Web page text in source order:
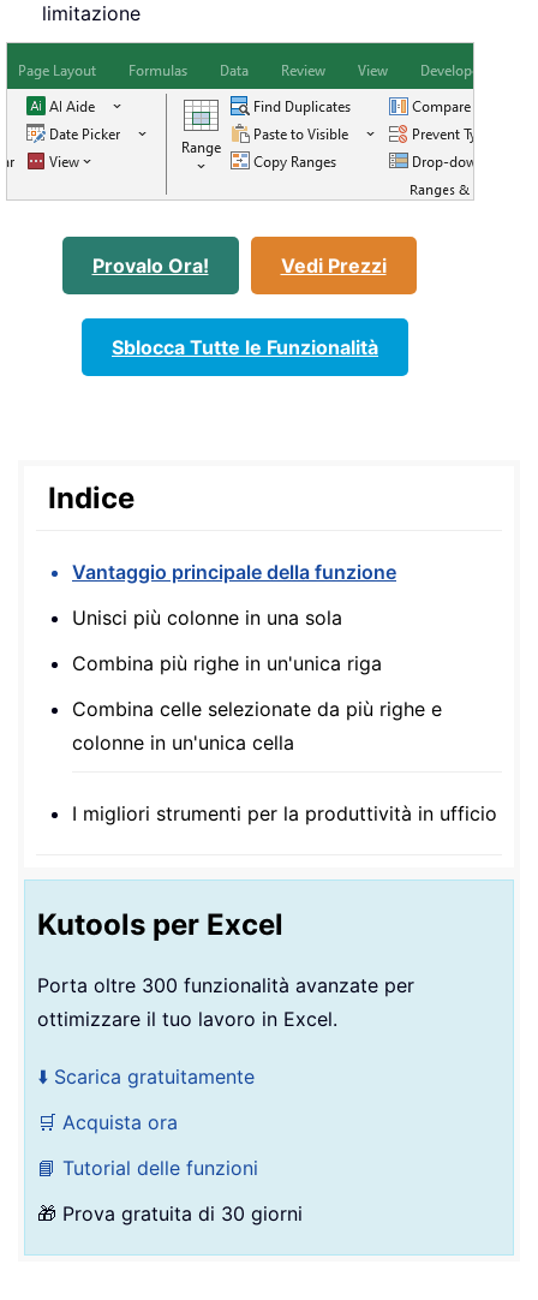
limitazione
Provalo Ora! Vedi Prezzi
Sblocca Tutte le Funzionalità
Indice
Vantaggio principale della funzione
Unisci più colonne in una sola
Combina più righe in un'unica riga
Combina celle selezionate da più righe e
colonne in un'unica cella
I migliori strumenti per la produttività in ufficio
Kutools per Excel
Porta oltre 300 funzionalità avanzate per
ottimizzare il tuo lavoro in Excel.
⬇️ Scarica gratuitamente
🛒 Acquista ora
📘 Tutorial delle funzioni
🎁 Prova gratuita di 30 giorni